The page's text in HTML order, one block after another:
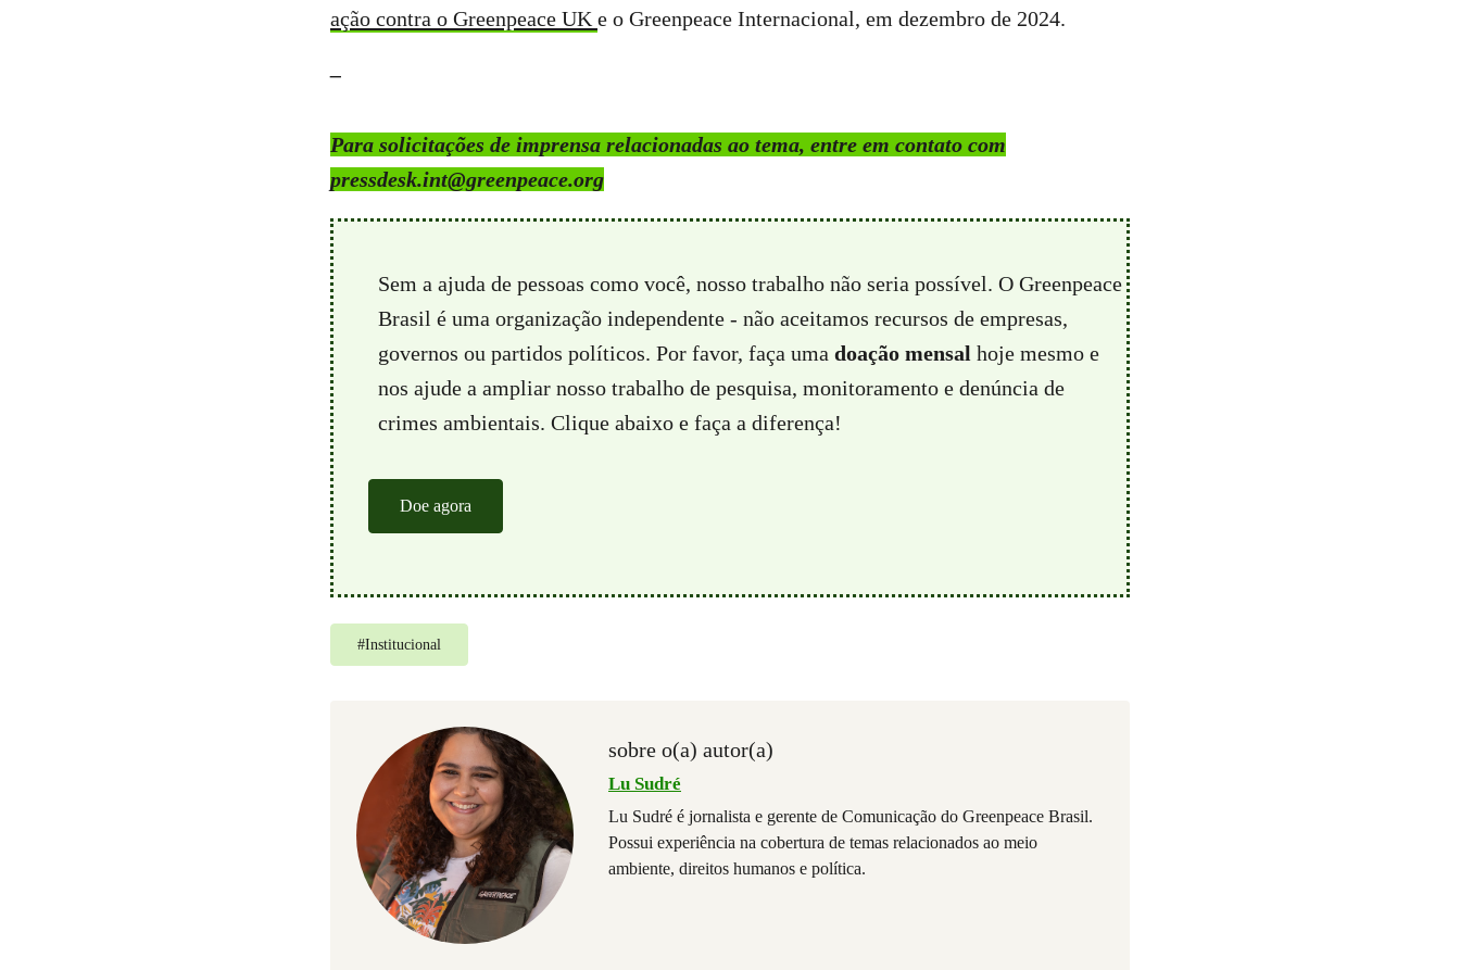
ação contra o Greenpeace UK e o Greenpeace Internacional, em dezembro de 2024.
–
Para solicitações de imprensa relacionadas ao tema, entre em contato com
pressdesk.int@greenpeace.org
Sem a ajuda de pessoas como você, nosso trabalho não seria possível. O Greenpeace
Brasil é uma organização independente - não aceitamos recursos de empresas,
governos ou partidos políticos. Por favor, faça uma doação mensal hoje mesmo e
nos ajude a ampliar nosso trabalho de pesquisa, monitoramento e denúncia de
crimes ambientais. Clique abaixo e faça a diferença!
Doe agora
#Institucional
sobre o(a) autor(a)
Lu Sudré
Lu Sudré é jornalista e gerente de Comunicação do Greenpeace Brasil.
Possui experiência na cobertura de temas relacionados ao meio
ambiente, direitos humanos e política.